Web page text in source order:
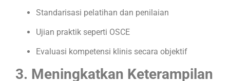
Standarisasi pelatihan dan penilaian
Ujian praktik seperti OSCE
Evaluasi kompetensi klinis secara objektif
3. Meningkatkan Keterampilan